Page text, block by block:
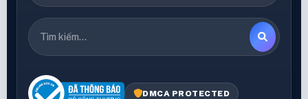
DMCA PROTECTED